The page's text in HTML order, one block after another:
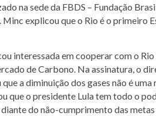
na sede da FBDS – Fundação
Minc explicou que o Rio é o primeiro
interessada em cooperar com o
de Carbono. Na assinatura, o
a diminuição dos gases não é
que o presidente Lula tem todo o
do não-cumprimento das